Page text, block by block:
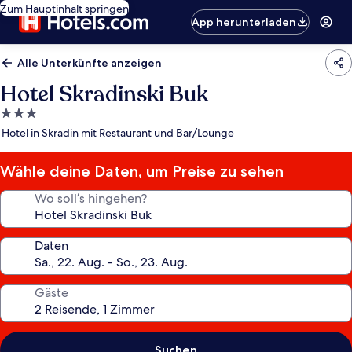
Zum Hauptinhalt springen
App herunterladen
Alle Unterkünfte anzeigen
Hotel Skradinski Buk
3.0-
Sterne-
Hotel in Skradin mit Restaurant und Bar/Lounge
Wähle deine Daten, um Preise zu sehen
Wo soll’s hingehen?
Daten
Gäste